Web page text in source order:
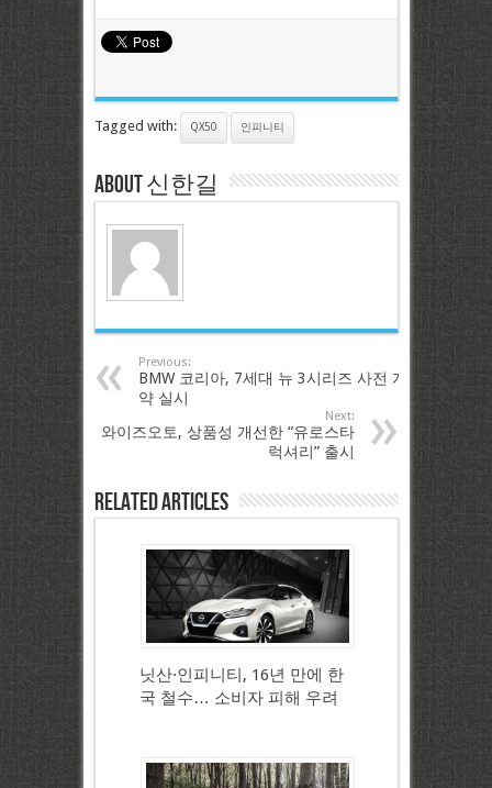
Tagged with: QX50 인피니티
About 신한길
Previous:
BMW 코리아, 7세대 뉴 3시리즈 사전 계
약 실시
Next:
와이즈오토, 상품성 개선한 “유로스타
럭셔리” 출시
Related Articles
닛산·인피니티, 16년 만에 한
국 철수… 소비자 피해 우려